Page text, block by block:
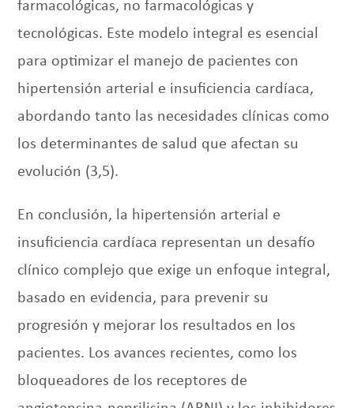
farmacológicas, no farmacológicas y
tecnológicas. Este modelo integral es esencial
para optimizar el manejo de pacientes con
hipertensión arterial e insuficiencia cardíaca,
abordando tanto las necesidades clínicas como
los determinantes de salud que afectan su
evolución (3,5).
En conclusión, la hipertensión arterial e
insuficiencia cardíaca representan un desafío
clínico complejo que exige un enfoque integral,
basado en evidencia, para prevenir su
progresión y mejorar los resultados en los
pacientes. Los avances recientes, como los
bloqueadores de los receptores de